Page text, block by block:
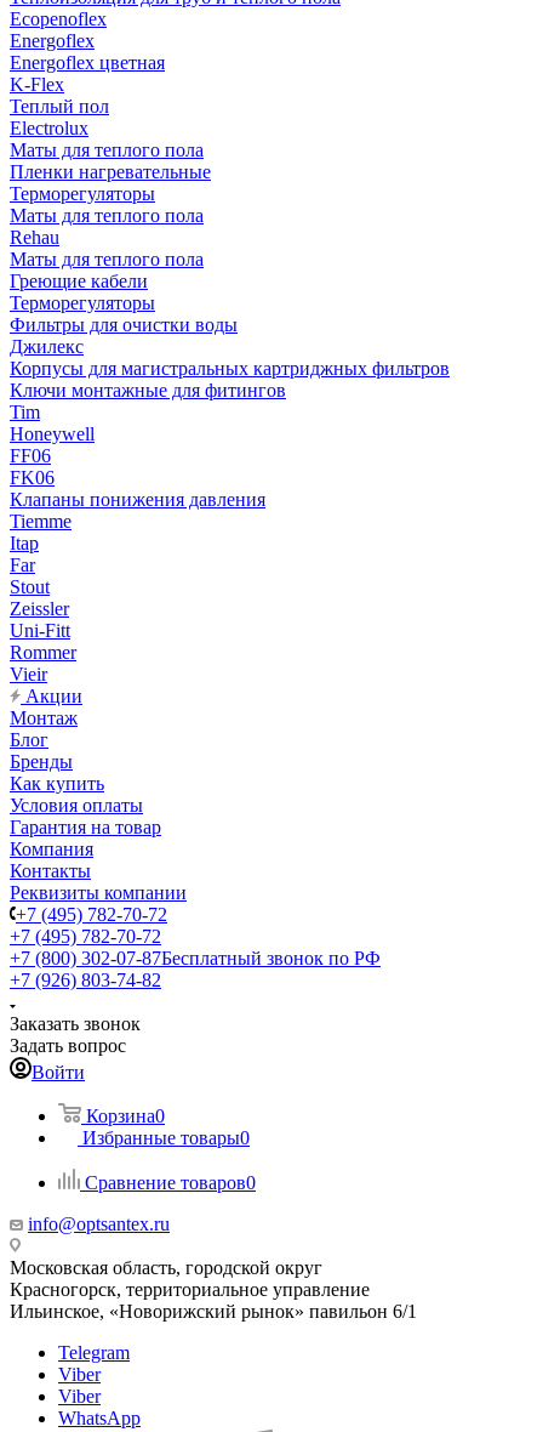
Ecopenoflex
Energoflex
Energoflex цветная
K-Flex
Теплый пол
Electrolux
Маты для теплого пола
Пленки нагревательные
Терморегуляторы
Маты для теплого пола
Rehau
Маты для теплого пола
Греющие кабели
Терморегуляторы
Фильтры для очистки воды
Джилекс
Корпусы для магистральных картриджных фильтров
Ключи монтажные для фитингов
Tim
Honeywell
FF06
FK06
Клапаны понижения давления
Tiemme
Itap
Far
Stout
Zeissler
Uni-Fitt
Rommer
Vieir
Акции
Монтаж
Блог
Бренды
Как купить
Условия оплаты
Гарантия на товар
Компания
Контакты
Реквизиты компании
+7 (495) 782-70-72
+7 (495) 782-70-72
+7 (800) 302-07-87Бесплатный звонок по РФ
+7 (926) 803-74-82
Заказать звонок
Задать вопрос
Войти
Корзина0
Избранные товары0
Сравнение товаров0
info@optsantex.ru
Московская область, городской округ
Красногорск, территориальное управление
Ильинское, «Новорижский рынок» павильон 6/1
Telegram
Viber
Viber
WhatsApp